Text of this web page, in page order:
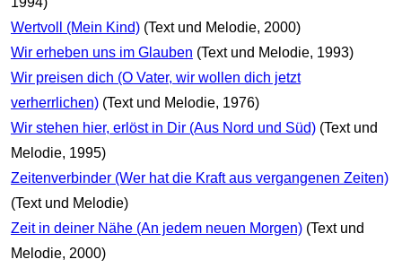
Wertvoll (Mein Kind) (Text und Melodie, 2000)
Wir erheben uns im Glauben (Text und Melodie, 1993)
Wir preisen dich (O Vater, wir wollen dich jetzt
verherrlichen) (Text und Melodie, 1976)
Wir stehen hier, erlöst in Dir (Aus Nord und Süd) (Text und
Melodie, 1995)
Zeitenverbinder (Wer hat die Kraft aus vergangenen Zeiten)
(Text und Melodie)
Zeit in deiner Nähe (An jedem neuen Morgen) (Text und
Melodie, 2000)